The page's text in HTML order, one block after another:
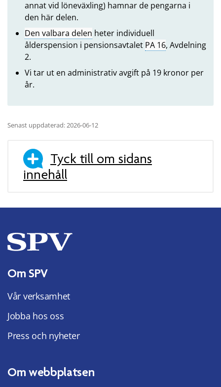
annat vid löneväxling) hamnar de pengarna i
den här delen.
Den valbara delen heter individuell
ålderspension i pensionsavtalet PA 16, Avdelning
2.
Vi tar ut en administrativ avgift på 19 kronor per
år.
Senast uppdaterad: 2026-06-12
Tyck till om sidans
innehåll
Om SPV
Vår verksamhet
Jobba hos oss
Press och nyheter
Om webbplatsen